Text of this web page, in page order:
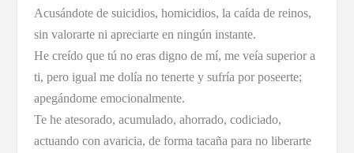
Acusándote de suicidios, homicidios, la caída de reinos,
sin valorarte ni apreciarte en ningún instante.
He creído que tú no eras digno de mí, me veía superior a
ti, pero igual me dolía no tenerte y sufría por poseerte;
apegándome emocionalmente.
Te he atesorado, acumulado, ahorrado, codiciado,
actuando con avaricia, de forma tacaña para no liberarte